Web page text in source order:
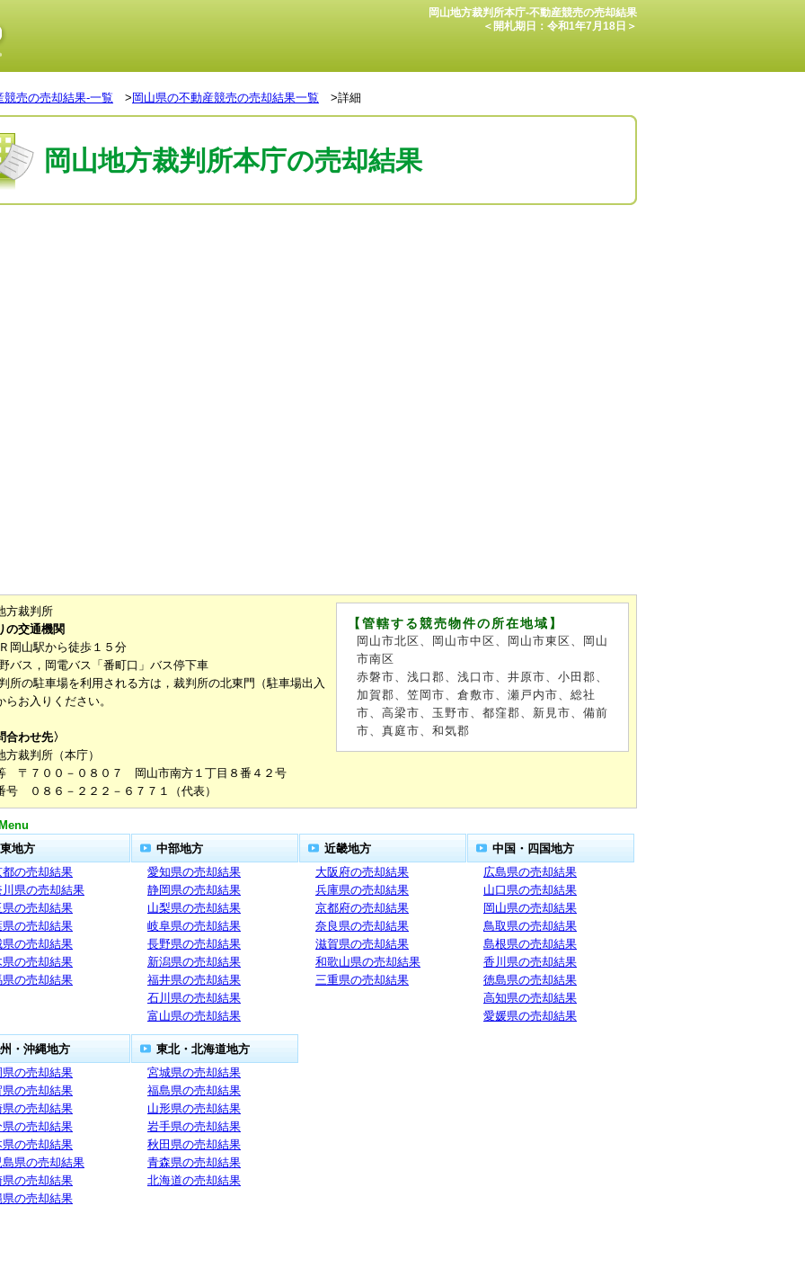
岡山地方裁判所本庁-不動産競売の売却結果
＜開札期日：令和1年7月18日＞
競売の売却結果-一覧 > 岡山県の不動産競売の売却結果一覧 >詳細
岡山地方裁判所本庁の売却結果
方裁判所
の交通機関
岡山駅から徒歩１５分
バス，岡電バス「番町口」バス停下車
所の駐車場を利用される方は，裁判所の北東門（駐車場出入
らお入りください。
合わせ先〉
方裁判所（本庁）
〒７００－０８０７ 岡山市南方１丁目８番４２号
号 ０８６－２２２－６７７１（代表）
【管轄する競売物件の所在地域】
岡山市北区、岡山市中区、岡山市東区、岡山
市南区
赤磐市、浅口郡、浅口市、井原市、小田郡、
加賀郡、笠岡市、倉敷市、瀬戸内市、総社
市、高梁市、玉野市、都窪郡、新見市、備前
市、真庭市、和気郡
地方
都の売却結果
川県の売却結果
県の売却結果
県の売却結果
県の売却結果
県の売却結果
県の売却結果
中部地方
愛知県の売却結果
静岡県の売却結果
山梨県の売却結果
岐阜県の売却結果
長野県の売却結果
新潟県の売却結果
福井県の売却結果
石川県の売却結果
富山県の売却結果
近畿地方
大阪府の売却結果
兵庫県の売却結果
京都府の売却結果
奈良県の売却結果
滋賀県の売却結果
和歌山県の売却結果
三重県の売却結果
中国・四国地方
広島県の売却結果
山口県の売却結果
岡山県の売却結果
鳥取県の売却結果
島根県の売却結果
香川県の売却結果
徳島県の売却結果
高知県の売却結果
愛媛県の売却結果
・沖縄地方
県の売却結果
県の売却結果
県の売却結果
県の売却結果
県の売却結果
島県の売却結果
県の売却結果
県の売却結果
東北・北海道地方
宮城県の売却結果
福島県の売却結果
山形県の売却結果
岩手県の売却結果
秋田県の売却結果
青森県の売却結果
北海道の売却結果